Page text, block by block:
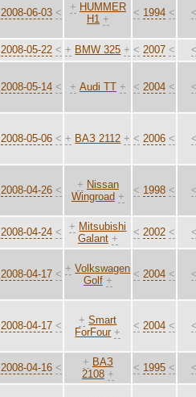
2008-06-03 < + HUMMER
H1 +
< 1994 <
2008-05-22 < + BMW 325 + < 2007 <
2008-05-14 < + Audi TT + < 2004 <
2008-05-06 < + ВАЗ 2112 + < 2006 <
2008-04-26 < + Nissan
Wingroad +
< 1998 <
2008-04-24 < + Mitsubishi
Galant +
< 2002 <
2008-04-17 < + Volkswagen
Golf +
< 2004 <
2008-04-17 < + Smart
ForFour +
< 2004 <
2008-04-16 < + ВАЗ
2108 +
< 1995 <